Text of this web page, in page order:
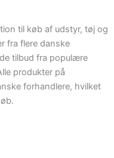
til køb af udstyr, tøj og
fra flere danske
tilbud fra populære
produkter på
forhandlere, hvilket